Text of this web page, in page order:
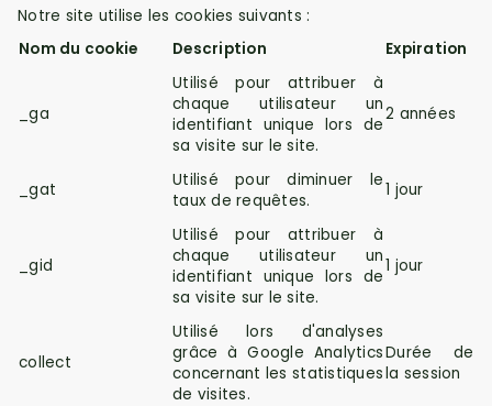
Notre site utilise les cookies suivants :
Nom du cookie
Description Expiration
_ga
Utilisé pour attribuer à
chaque utilisateur un
identifiant unique lors de
sa visite sur le site.
2 années
_gat
Utilisé pour diminuer le
taux de requêtes.
1 jour
_gid
Utilisé pour attribuer à
chaque utilisateur un
identifiant unique lors de
sa visite sur le site.
1 jour
collect
Utilisé lors d'analyses
grâce à Google Analytics
concernant les statistiques
de visites.
Durée de
la session